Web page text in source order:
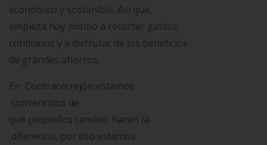
económico y sostenible. Así que,
empieza hoy mismo a recortar gastos
cotidianos y a disfrutar de los beneficios
de grandes ahorros.
En Cootracerrejón estamos
convencidos de
que pequeños cambio hacen la
diferencia, por eso estamos